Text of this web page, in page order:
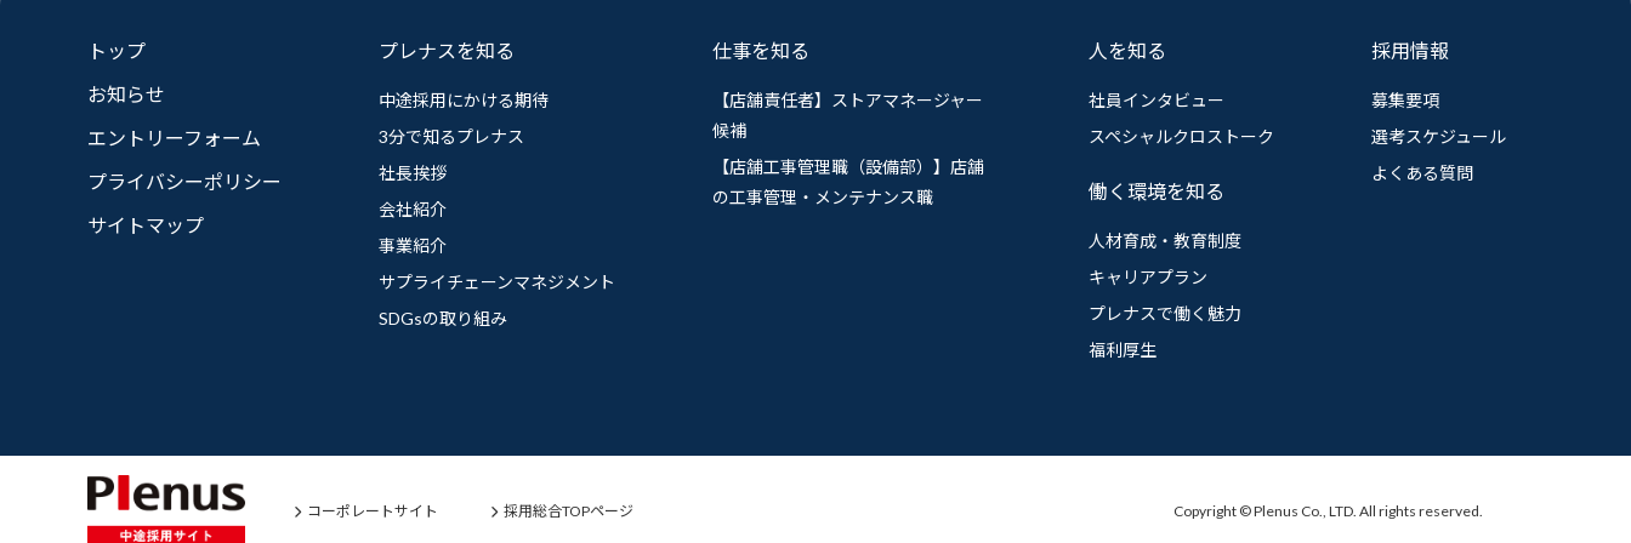
トップ
お知らせ
エントリーフォーム
プライバシーポリシー
サイトマップ
プレナスを知る
中途採用にかける期待
3分で知るプレナス
社長挨拶
会社紹介
事業紹介
サプライチェーンマネジメント
SDGsの取り組み
仕事を知る
【店舗責任者】ストアマネージャー
候補
【店舗工事管理職（設備部）】店舗
の工事管理・メンテナンス職
人を知る
社員インタビュー
スペシャルクロストーク
働く環境を知る
人材育成・教育制度
キャリアプラン
プレナスで働く魅力
福利厚生
採用情報
募集要項
選考スケジュール
よくある質問
コーポレートサイト 採用総合TOPページ Copyright ©Plenus Co., LTD. All rights reserved.